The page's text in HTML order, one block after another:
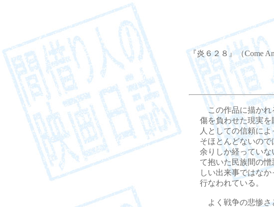
『炎６２８』（Come
この作品に描かれ
傷を負わせた現実
人としての信頼に
そほとんどないの
余りしか経ってい
て抱いた民族間の
しい出来事ではな
行なわれている。
よく戦争の悲惨さ